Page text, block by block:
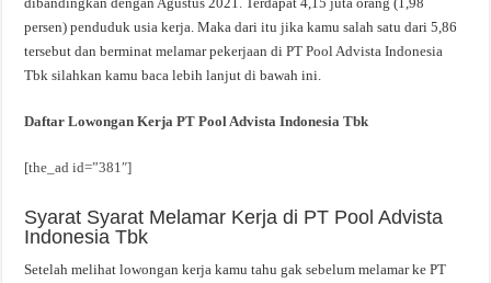
persen) penduduk usia kerja. Maka dari itu jika kamu salah satu dari 5,86
tersebut dan berminat melamar pekerjaan di PT Pool Advista Indonesia
Tbk silahkan kamu baca lebih lanjut di bawah ini.
Daftar Lowongan Kerja PT Pool Advista Indonesia Tbk
[the_ad id=”381″]
Syarat Syarat Melamar Kerja di PT Pool Advista
Indonesia Tbk
Setelah melihat lowongan kerja kamu tahu gak sebelum melamar ke PT